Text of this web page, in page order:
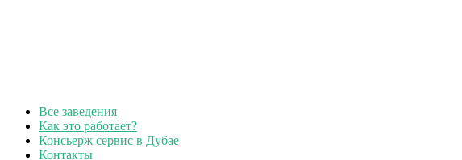
Все заведения
Как это работает?
Консьерж сервис в Дубае
Контакты